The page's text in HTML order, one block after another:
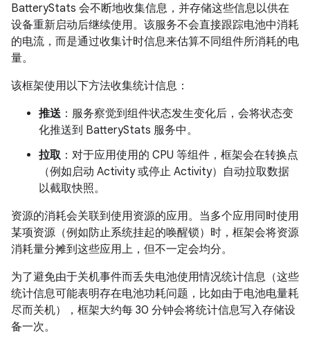
BatteryStats 会不断地收集信息，并存储这些信息以供在
设备重新启动后继续使用。该服务不会直接跟踪电池中消耗
的电流，而是通过收集计时信息来估算不同组件所消耗的电
量。
该框架使用以下方法收集统计信息：
推送 ：服务察觉到组件状态发生变化后，会将状态变
化推送到 BatteryStats 服务中。
拉取：对于应用使用的 CPU 等组件，框架会在转换点
（例如启动 Activity 或停止 Activity）自动拉取数据
以截取快照。
资源的消耗会关联到使用资源的应用。当多个应用同时使用
某项资源（例如防止系统挂起的唤醒锁）时，框架会将资源
消耗量分摊到这些应用上，但不一定会均分。
为了避免由于关机事件而丢失电池使用情况统计信息（这些
统计信息可能表明存在电池功耗问题，比如由于电池电量耗
尽而关机），框架大约每 30 分钟会将统计信息写入存储设
备一次。